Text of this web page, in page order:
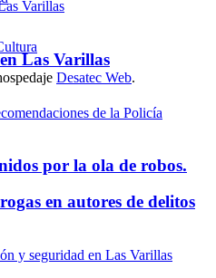
Las Varillas
por la ola de robos.
en autores de delitos
Desatec Web.